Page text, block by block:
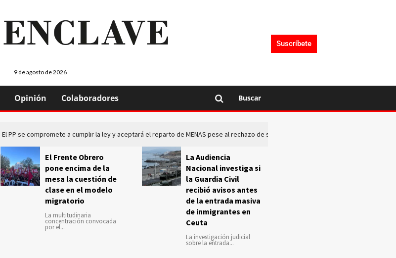
9 de agosto de 2026
Suscríbete
Opinión Colaboradores Buscar
El PP se compromete a cumplir la ley y aceptará el reparto de MENAS pese al rechazo de sus comunidades
El Frente Obrero
pone encima de la
mesa la cuestión de
clase en el modelo
migratorio
La multitudinaria
concentración convocada
por el...
La Audiencia
Nacional investiga si
la Guardia Civil
recibió avisos antes
de la entrada masiva
de inmigrantes en
Ceuta
La investigación judicial
sobre la entrada...